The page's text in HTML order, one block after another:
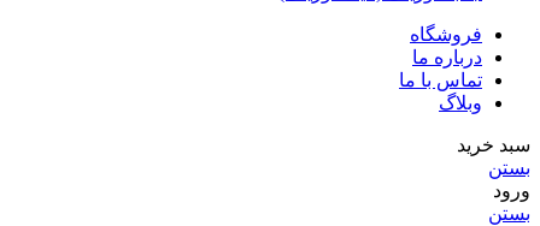
فروشگاه
درباره ما
تماس با ما
وبلاگ
سبد خرید
بستن
ورود
بستن